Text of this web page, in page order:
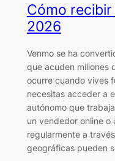
Cómo
2026
Venmo se ha
que acuden millones
ocurre cuando vives
necesitas acceder a
autónomo que
un vendedor online o
regularmente a
geográficas pueden